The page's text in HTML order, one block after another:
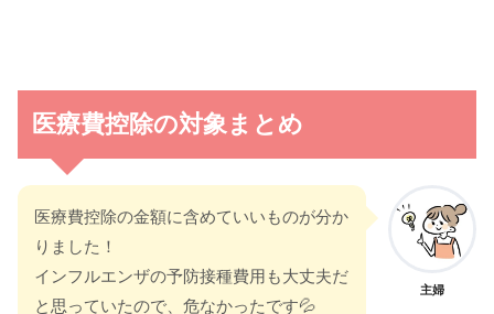
医療費控除の対象まとめ
医療費控除の金額に含めていいものが分か
りました！
インフルエンザの予防接種費用も大丈夫だ
と思っていたので、危なかったです💦
主婦